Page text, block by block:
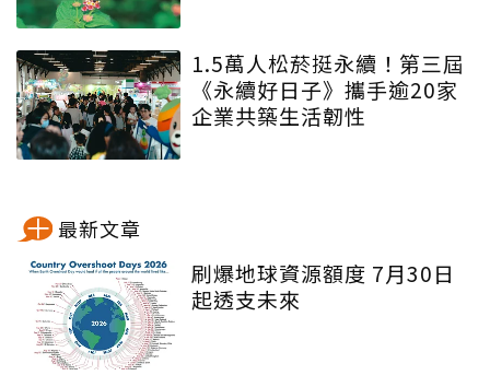
1.5萬人松菸挺永續！第三屆
《永續好日子》攜手逾20家
企業共築生活韌性
最新文章
刷爆地球資源額度 7月30日
起透支未來